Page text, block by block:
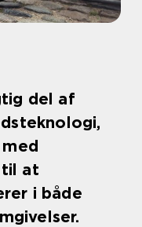
del af
at
i både